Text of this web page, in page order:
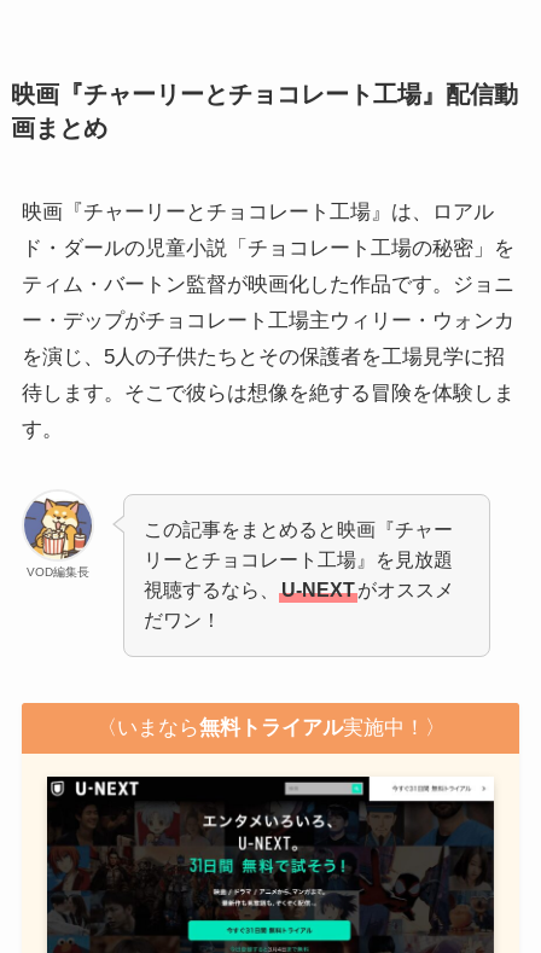
映画『チャーリーとチョコレート工場』配信動
画まとめ
映画『チャーリーとチョコレート工場』は、ロアル
ド・ダールの児童小説「チョコレート工場の秘密」を
ティム・バートン監督が映画化した作品です。ジョニ
ー・デップがチョコレート工場主ウィリー・ウォンカ
を演じ、5人の子供たちとその保護者を工場見学に招
待します。そこで彼らは想像を絶する冒険を体験しま
す。
VOD編集長
この記事をまとめると映画『チャー
リーとチョコレート工場』を見放題
視聴するなら、U-NEXTがオススメ
だワン！
〈いまなら無料トライアル実施中！〉